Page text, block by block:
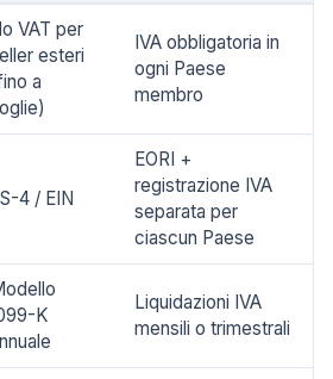
VAT per
esteri
a
IVA obbligatoria in
ogni Paese
membro
4 / EIN
EORI +
registrazione IVA
separata per
ciascun Paese
K
Liquidazioni IVA
mensili o trimestrali